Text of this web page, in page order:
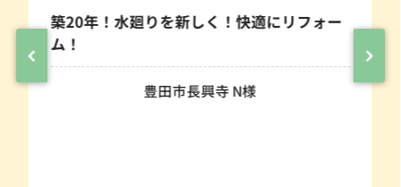
築20年！水廻りを新しく！快適にリフォー
ム！
豊田市長興寺 N様